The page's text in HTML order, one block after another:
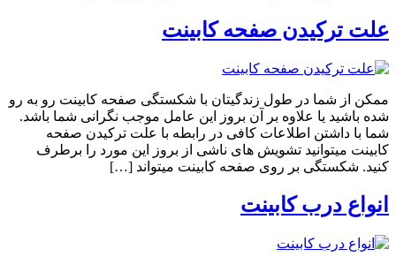
علت ترکیدن صفحه کابینت
ممکن از شما در طول زندگیتان با شکستگی صفحه کابینت رو به رو
شده باشید یا علاوه بر آن بروز این عامل موجب نگرانی شما باشد.
شما با داشتن اطلاعات کافی در رابطه با علت ترکیدن صفحه
کابینت میتوانید تشویش های ناشی از بروز این مورد را برطرف
کنید. شکستگی بر روی صفحه کابینت میتواند […]
انواع درب کابینت